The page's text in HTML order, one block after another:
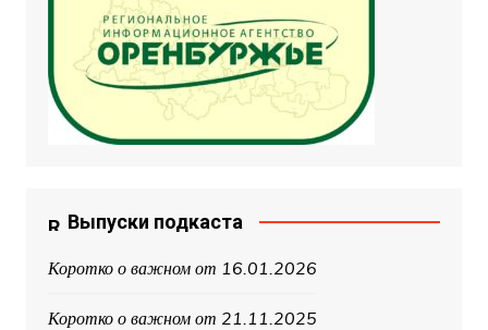
Выпуски подкаста
Коротко о важном от 16.01.2026
Коротко о важном от 21.11.2025